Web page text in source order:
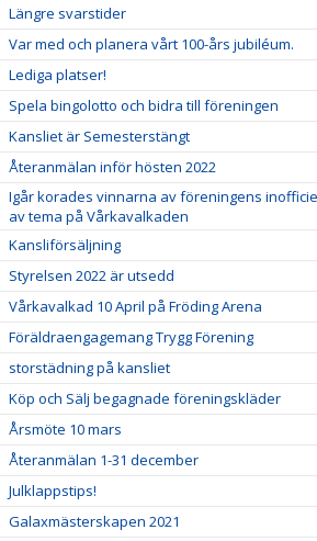
Längre svarstider
Var med och planera vårt 100-års jubiléum.
Lediga platser!
Spela bingolotto och bidra till föreningen
Kansliet är Semesterstängt
Återanmälan inför hösten 2022
Igår korades vinnarna av föreningens
av tema på Vårkavalkaden
Kansliförsäljning
Styrelsen 2022 är utsedd
Vårkavalkad 10 April på Fröding Arena
Föräldraengagemang Trygg Förening
storstädning på kansliet
Köp och Sälj begagnade föreningskläder
Årsmöte 10 mars
Återanmälan 1-31 december
Julklappstips!
Galaxmästerskapen 2021